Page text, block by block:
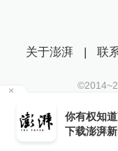
你有权知
下载澎湃
关于澎湃 | 联
©2014~
互联网新闻
沪公